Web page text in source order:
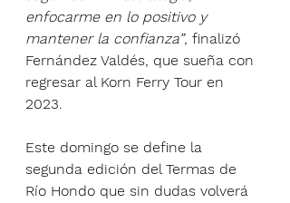
enfocarme en lo positivo y
mantener la confianza”, finalizó
Fernández Valdés, que sueña con
regresar al Korn Ferry Tour en
2023.
Este domingo se define la
segunda edición del Termas de
Río Hondo que sin dudas volverá